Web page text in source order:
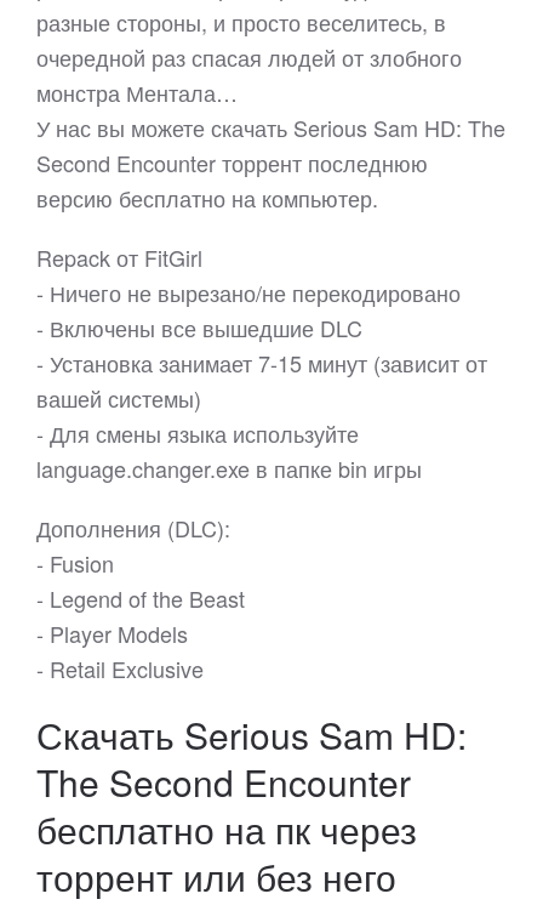
разные стороны, и просто веселитесь, в
очередной раз спасая людей от злобного
монстра Ментала…
У нас вы можете скачать Serious Sam HD: The
Second Encounter торрент последнюю
версию бесплатно на компьютер.
Repack от FitGirl
- Ничего не вырезано/не перекодировано
- Включены все вышедшие DLC
- Установка занимает 7-15 минут (зависит от
вашей системы)
- Для смены языка используйте
language.changer.exe в папке bin игры
Дополнения (DLC):
- Fusion
- Legend of the Beast
- Player Models
- Retail Exclusive
Скачать Serious Sam HD:
The Second Encounter
бесплатно на пк через
торрент или без него